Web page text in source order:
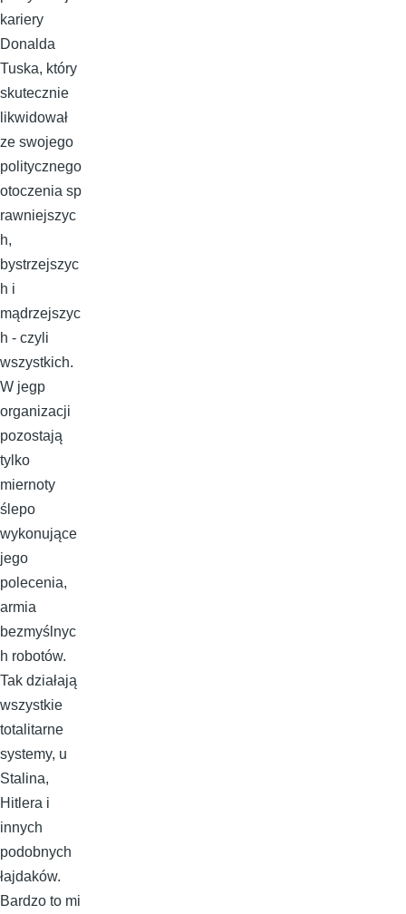
kariery
Donalda
Tuska, który
skutecznie
likwidował
ze swojego
politycznego
otoczenia sp
rawniejszyc
h,
bystrzejszyc
h i
mądrzejszyc
h - czyli
wszystkich.
W jegp
organizacji
pozostają
tylko
miernoty
ślepo
wykonujące
jego
polecenia,
armia
bezmyślnyc
h robotów.
Tak działają
wszystkie
totalitarne
systemy, u
Stalina,
Hitlera i
innych
podobnych
łajdaków.
Bardzo to mi